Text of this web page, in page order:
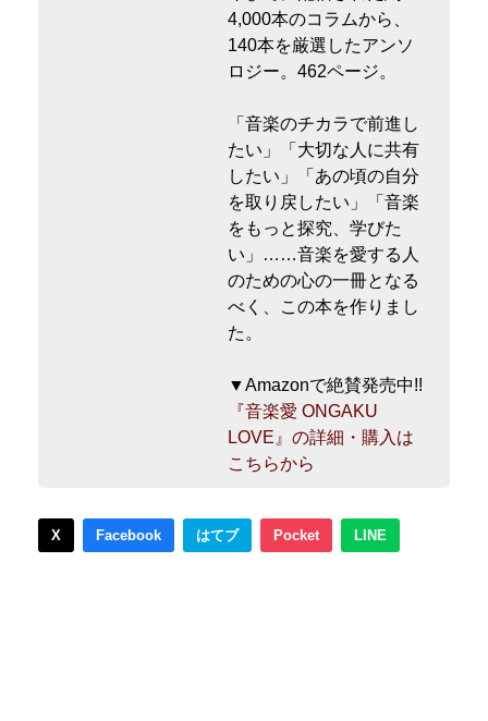
4,000本のコラムから、
140本を厳選したアンソ
ロジー。462ページ。
「音楽のチカラで前進し
たい」「大切な人に共有
したい」「あの頃の自分
を取り戻したい」「音楽
をもっと探究、学びた
い」……音楽を愛する人
のための心の一冊となる
べく、この本を作りまし
た。
▼Amazonで絶賛発売中!!
『音楽愛 ONGAKU
LOVE』の詳細・購入は
こちらから
X Facebook はてブ Pocket LINE